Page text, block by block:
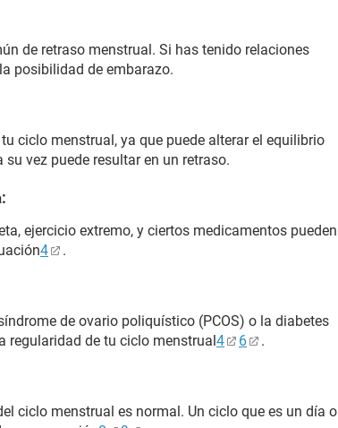
de retraso menstrual. Si has tenido relaciones
posibilidad de embarazo​​.
ciclo menstrual, ya que puede alterar el equilibrio
vez puede resultar en un retraso​​.
:
ejercicio extremo, y ciertos medicamentos pueden
4 ​​​.
de ovario poliquístico (PCOS) o la diabetes
regularidad de tu ciclo menstrual​4 6 ​​​.
ciclo menstrual es normal. Un ciclo que es un día o